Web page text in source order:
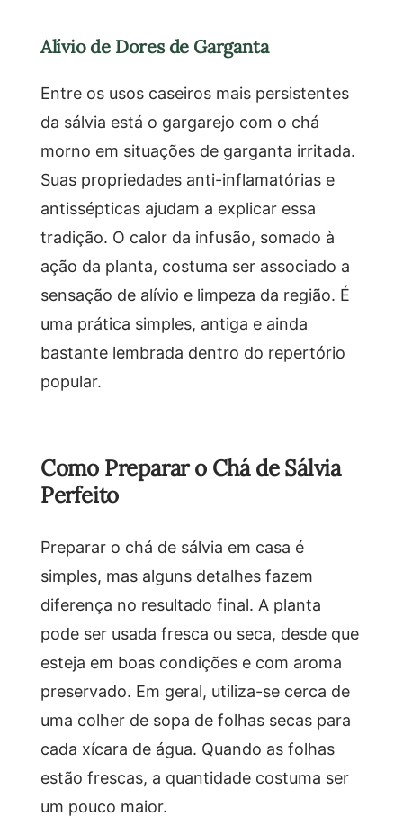
Alívio de Dores de Garganta
Entre os usos caseiros mais persistentes
da sálvia está o gargarejo com o chá
morno em situações de garganta irritada.
Suas propriedades anti-inflamatórias e
antissépticas ajudam a explicar essa
tradição. O calor da infusão, somado à
ação da planta, costuma ser associado a
sensação de alívio e limpeza da região. É
uma prática simples, antiga e ainda
bastante lembrada dentro do repertório
popular.
Como Preparar o Chá de Sálvia
Perfeito
Preparar o chá de sálvia em casa é
simples, mas alguns detalhes fazem
diferença no resultado final. A planta
pode ser usada fresca ou seca, desde que
esteja em boas condições e com aroma
preservado. Em geral, utiliza-se cerca de
uma colher de sopa de folhas secas para
cada xícara de água. Quando as folhas
estão frescas, a quantidade costuma ser
um pouco maior.